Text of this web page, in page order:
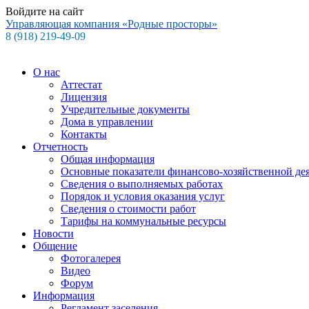
Войдите на сайт
Управляющая компания «Родные просторы»
8 (918) 219-49-09
О нас
Аттестат
Лицензия
Учредительные документы
Дома в управлении
Контакты
Отчетность
Общая информация
Основные показатели финансово-хозяйственной
Сведения о выполняемых работах
Порядок и условия оказания услуг
Сведения о стоимости работ
Тарифы на коммунальные ресурсы
Новости
Общение
Фотогалерея
Видео
Форум
Информация